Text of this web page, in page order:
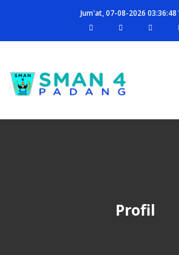
Jum'at, 07-08-2026 03:36:49
Profil